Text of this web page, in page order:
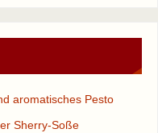
aromatisches Pesto
Sherry-Soße